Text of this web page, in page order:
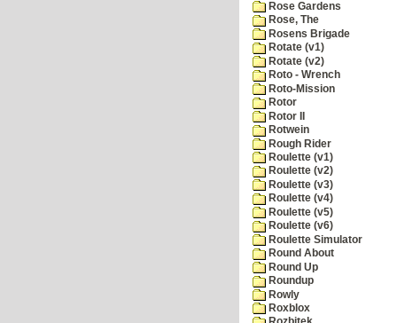
Rose Gardens
Rose, The
Rosens Brigade
Rotate (v1)
Rotate (v2)
Roto - Wrench
Roto-Mission
Rotor
Rotor II
Rotwein
Rough Rider
Roulette (v1)
Roulette (v2)
Roulette (v3)
Roulette (v4)
Roulette (v5)
Roulette (v6)
Roulette Simulator
Round About
Round Up
Roundup
Rowly
Roxblox